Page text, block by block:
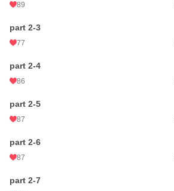
89
part 2-3
77
part 2-4
86
part 2-5
87
part 2-6
87
part 2-7